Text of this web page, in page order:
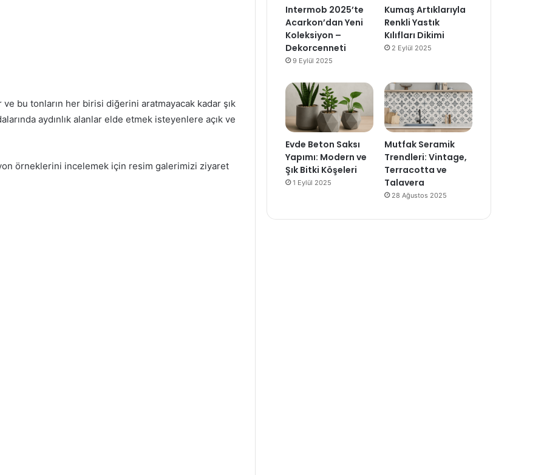
bu tonların her birisi diğerini aratmayacak kadar şık
aydınlık alanlar elde etmek isteyenlere açık ve
örneklerini incelemek için resim galerimizi ziyaret
Intermob 2025’te
Acarkon’dan Yeni
Koleksiyon –
Dekorcenneti
9 Eylül 2025
Kumaş Artıklarıyla
Renkli Yastık
Kılıfları Dikimi
2 Eylül 2025
Evde Beton Saksı
Yapımı: Modern ve
Şık Bitki Köşeleri
1 Eylül 2025
Mutfak Seramik
Trendleri: Vintage,
Terracotta ve
Talavera
28 Ağustos 2025